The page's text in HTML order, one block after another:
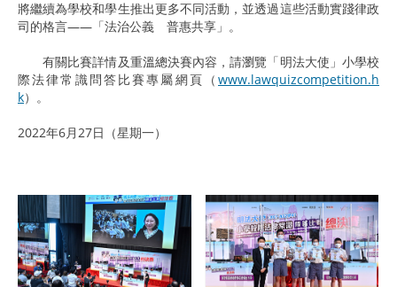
將繼續為學校和學生推出更多不同活動，並透過這些活動實踐律政
司的格言——「法治公義 普惠共享」。
有關比賽詳情及重溫總決賽內容，請瀏覽「明法大使」小學校
際法律常識問答比賽專屬網頁（ www.lawquizcompetition.h
k）。
2022年6月27日（星期一）